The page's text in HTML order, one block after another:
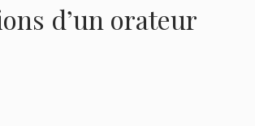
d’un orateur